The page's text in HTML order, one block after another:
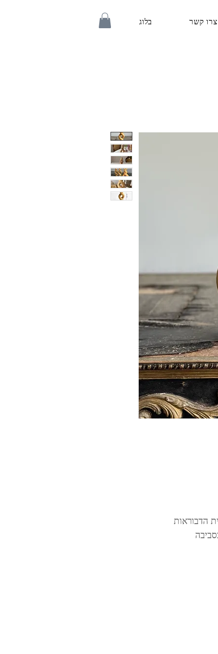
צרו קשר בלוג
הדבוראות